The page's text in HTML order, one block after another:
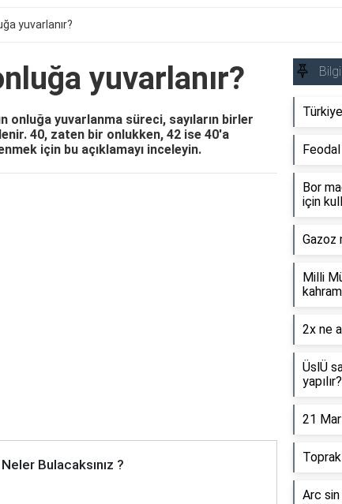
yuvarlanır?
yuvarlanır?
onluğa yuvarlanma süreci, sayıların birler
40, zaten bir onlukken, 42 ise 40'a
için bu açıklamayı inceleyin.
Neler Bulacaksınız ?
Bor
için
Gazoz
Milli
2x ne
ÜslÜ
yapılır?
21
Arc sin